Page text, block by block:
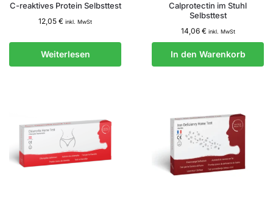
C-reaktives Protein Selbsttest
12,05 € inkl. MwSt
Weiterlesen
Calprotectin im Stuhl
Selbsttest
14,06 € inkl. MwSt
In den Warenkorb